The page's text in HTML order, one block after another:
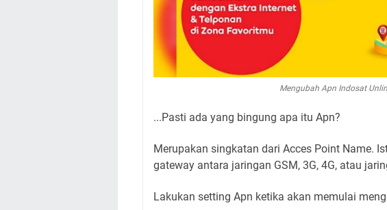
Mengubah Apn Indosat
...Pasti ada yang bingung apa itu Apn?
Merupakan singkatan dari Acces Point Name.
gateway antara jaringan GSM, 3G, 4G, atau
Lakukan setting Apn ketika akan memulai